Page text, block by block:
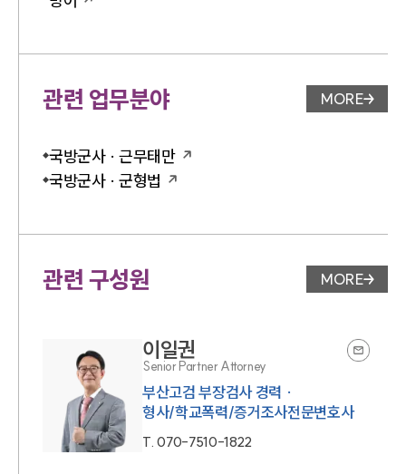
관련 업무분야 업무분야
MORE
국방군사 · 근무태만
국방군사 · 군형법
관련 구성원 변호사 페
MORE
이일권
Senior Partner Attorney
부산고검 부장검사 경력 ·
형사/학교폭력/증거조사전문변호사
T.070-7510-1822